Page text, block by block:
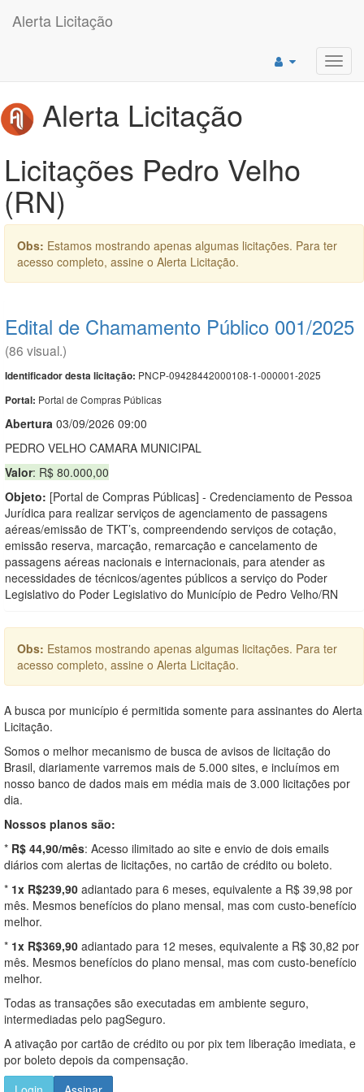
Alerta Licitação
Alerta Licitação
Licitações Pedro Velho
(RN)
Obs: Estamos mostrando apenas algumas licitações. Para ter
acesso completo, assine o Alerta Licitação.
Edital de Chamamento Público 001/2025
(86 visual.)
Identificador desta licitação: PNCP-09428442000108-1-000001-2025
Portal: Portal de Compras Públicas
Abertura 03/09/2026 09:00
PEDRO VELHO CAMARA MUNICIPAL
Valor: R$ 80.000,00
Objeto: [Portal de Compras Públicas] - Credenciamento de Pessoa
Jurídica para realizar serviços de agenciamento de passagens
aéreas/emissão de TKT’s, compreendendo serviços de cotação,
emissão reserva, marcação, remarcação e cancelamento de
passagens aéreas nacionais e internacionais, para atender as
necessidades de técnicos/agentes públicos a serviço do Poder
Legislativo do Poder Legislativo do Município de Pedro Velho/RN
Obs: Estamos mostrando apenas algumas licitações. Para ter
acesso completo, assine o Alerta Licitação.
A busca por município é permitida somente para assinantes do Alerta
Licitação.
Somos o melhor mecanismo de busca de avisos de licitação do
Brasil, diariamente varremos mais de 5.000 sites, e incluímos em
nosso banco de dados mais em média mais de 3.000 licitações por
dia.
Nossos planos são:
* R$ 44,90/mês: Acesso ilimitado ao site e envio de dois emails
diários com alertas de licitações, no cartão de crédito ou boleto.
* 1x R$239,90 adiantado para 6 meses, equivalente a R$ 39,98 por
mês. Mesmos benefícios do plano mensal, mas com custo-benefício
melhor.
* 1x R$369,90 adiantado para 12 meses, equivalente a R$ 30,82 por
mês. Mesmos benefícios do plano mensal, mas com custo-benefício
melhor.
Todas as transações são executadas em ambiente seguro,
intermediadas pelo pagSeguro.
A ativação por cartão de crédito ou por pix tem liberação imediata, e
por boleto depois da compensação.